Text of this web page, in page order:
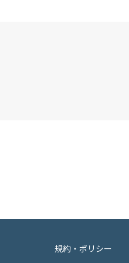
規約・ポリシー